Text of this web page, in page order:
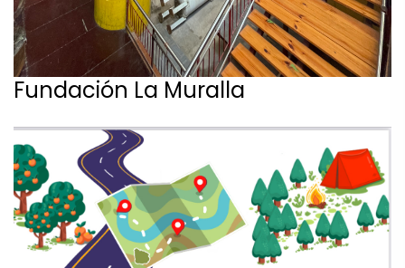
Fundación La Muralla